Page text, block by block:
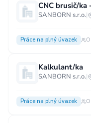
CNC brusič/ka
SANBORN s.r.o.|
Práce na plný úvazek
Kalkulant/ka
SANBORN s.r.o.|
Práce na plný úvazek